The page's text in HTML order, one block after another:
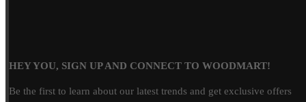
HEY YOU, SIGN UP AND CONNECT TO WOODMART!
Be the first to learn about our latest trends and get exclusive offers